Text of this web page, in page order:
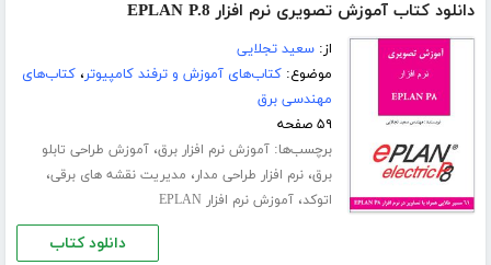
دانلود کتاب آموزش تصویری نرم افزار EPLAN P.8
از:سعید تجلایی
موضوع:کتاب‌های آموزش و ترفند کامپیوتر،کتاب‌های
مهندسی برق
۵۹ صفحه
برچسب‌ها:آموزش نرم افزار برق،آموزش طراحی تابلو
برق،نرم افزار طراحی مدار، مدیریت نقشه های برقی،
اتوکد،آموزش نرم افزار EPLAN
دانلود کتاب